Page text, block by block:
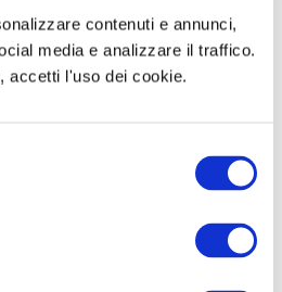
contenuti e annunci,
media e analizzare il traffico.
accetti l'uso dei cookie.
e
del Corso
della